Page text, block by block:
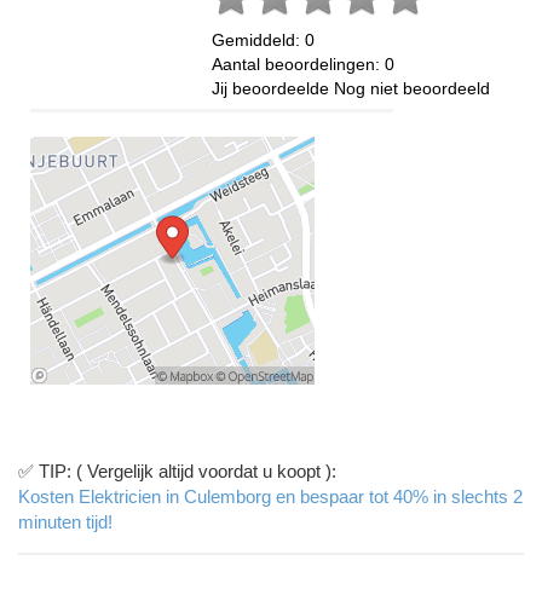
Gemiddeld: 0
Aantal beoordelingen: 0
Jij beoordeelde Nog niet beoordeeld
✅ TIP: ( Vergelijk altijd voordat u koopt ):
Kosten Elektricien in Culemborg en bespaar tot 40% in slechts 2
minuten tijd!